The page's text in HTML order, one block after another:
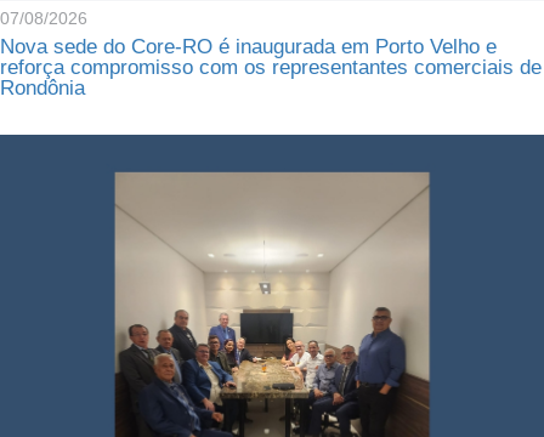
07/08/2026
Nova sede do Core-RO é inaugurada em Porto Velho e
reforça compromisso com os representantes comerciais de
Rondônia